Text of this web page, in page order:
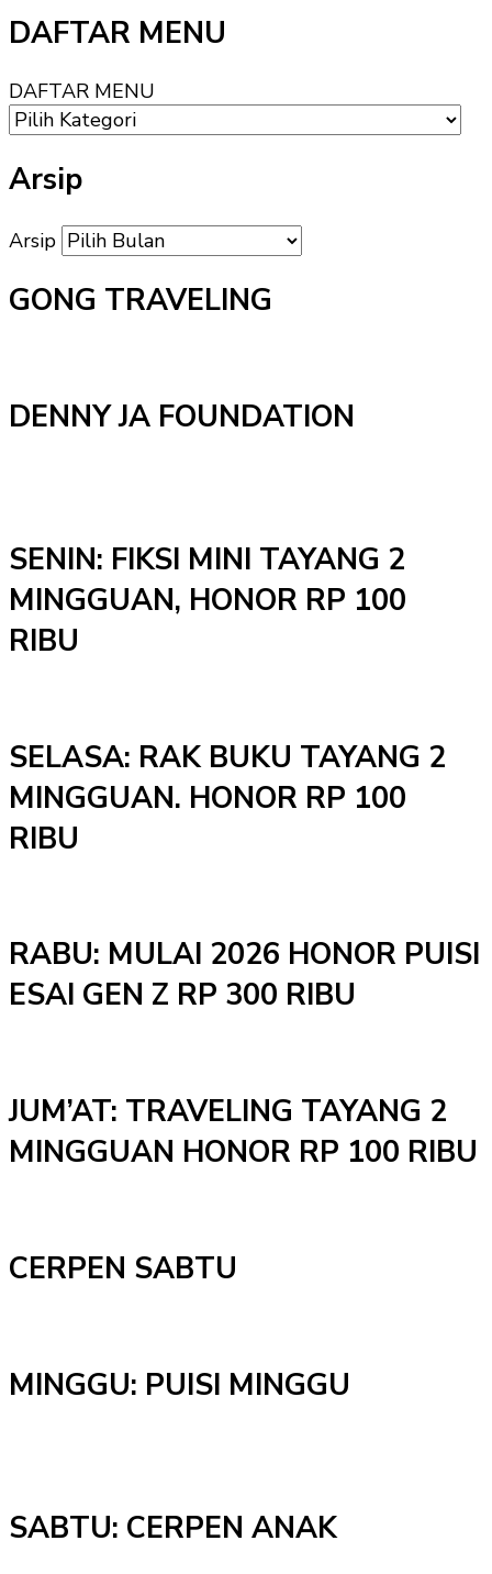
DAFTAR MENU
DAFTAR MENU
Arsip
Arsip
GONG TRAVELING
DENNY JA FOUNDATION
SENIN: FIKSI MINI TAYANG 2
MINGGUAN, HONOR RP 100
RIBU
SELASA: RAK BUKU TAYANG 2
MINGGUAN. HONOR RP 100
RIBU
RABU: MULAI 2026 HONOR PUISI
ESAI GEN Z RP 300 RIBU
JUM’AT: TRAVELING TAYANG 2
MINGGUAN HONOR RP 100 RIBU
CERPEN SABTU
MINGGU: PUISI MINGGU
SABTU: CERPEN ANAK